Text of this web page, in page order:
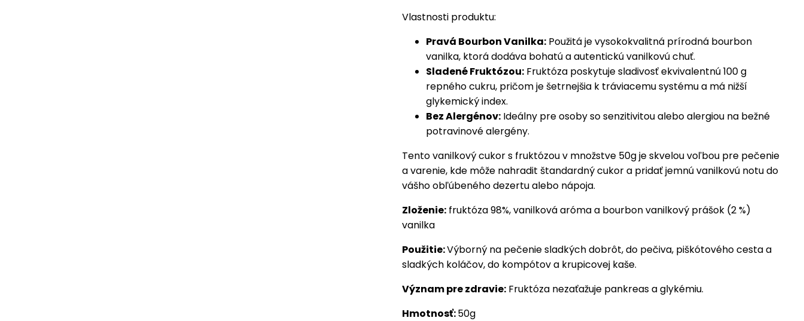
Vlastnosti produktu:
Pravá Bourbon Vanilka: Použitá je vysokokvalitná prírodná bourbon
vanilka, ktorá dodáva bohatú a autentickú vanilkovú chuť.
Sladené Fruktózou: Fruktóza poskytuje sladivosť ekvivalentnú 100 g
repného cukru, pričom je šetrnejšia k tráviacemu systému a má nižší
glykemický index.
Bez Alergénov: Ideálny pre osoby so senzitivitou alebo alergiou na bežné
potravinové alergény.
Tento vanilkový cukor s fruktózou v množstve 50g je skvelou voľbou pre pečenie
a varenie, kde môže nahradit štandardný cukor a pridať jemnú vanilkovú notu do
vášho obľúbeného dezertu alebo nápoja.
Zloženie: fruktóza 98%, vanilková aróma a bourbon vanilkový prášok (2 %)
vanilka
Použitie:Výborný na pečenie sladkých dobrôt, do pečiva, piškótového cesta a
sladkých koláčov, do kompótov a krupicovej kaše.
Význam pre zdravie: Fruktóza nezaťažuje pankreas a glykémiu.
Hmotnosť:50g